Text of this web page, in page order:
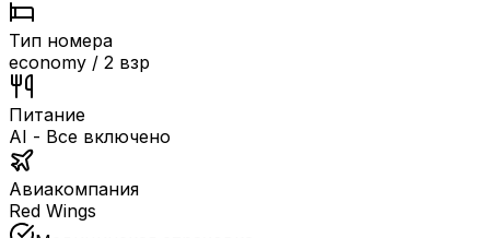
Тип номера
economy / 2 взр
Питание
AI - Все включено
Авиакомпания
Red Wings